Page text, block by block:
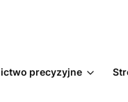
precyzyjne